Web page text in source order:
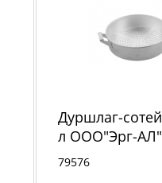
Дуршлаг-
л ООО"Эрг-
h 80 мм
79576